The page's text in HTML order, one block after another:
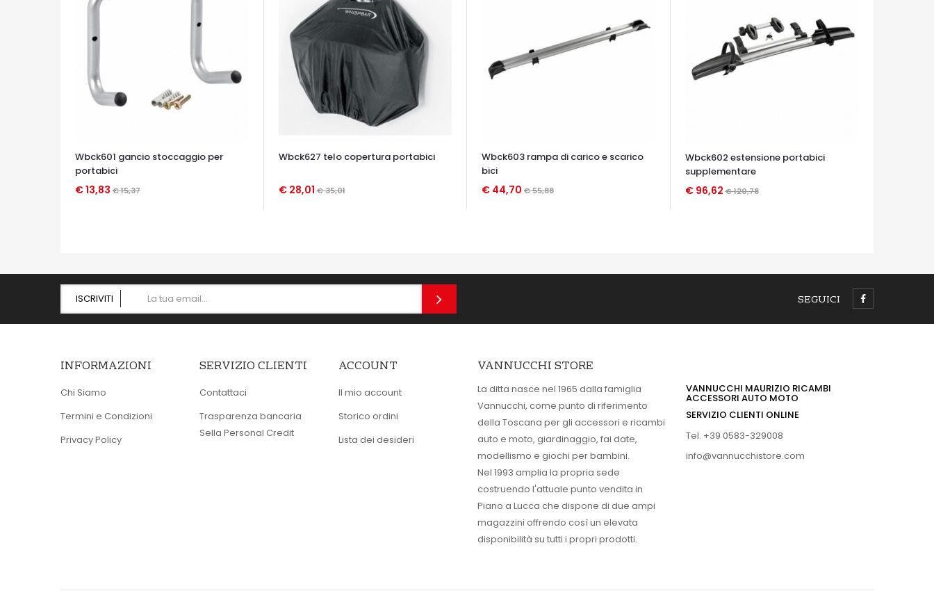
Wbck601 gancio stoccaggio per
portabici
€ 13,83 € 15,37
Wbck627 telo copertura portabici
€ 28,01€ 35,01
Wbck603 rampa di carico e scarico
bici
€ 44,70 € 55,88
Wbck602 estensione portabici
supplementare
€ 96,62€ 120,78
ISCRIVITI SEGUICI
INFORMAZIONI
Chi Siamo
Termini e Condizioni
Privacy Policy
SERVIZIO CLIENTI
Contattaci
Trasparenza bancaria
Sella Personal Credit
ACCOUNT
Il mio account
Storico ordini
Lista dei desideri
VANNUCCHI STORE
La ditta nasce nel 1965 dalla famiglia
Vannucchi, come punto di riferimento
della Toscana per gli accessori e ricambi
auto e moto, giardinaggio, fai date,
modellismo e giochi per bambini.
Nel 1993 amplia la propria sede
costruendo l'attuale punto vendita in
Piano a Lucca che dispone di due ampi
magazzini offrendo così un elevata
disponibilità su tutti i propri prodotti.
VANNUCCHI MAURIZIO RICAMBI
ACCESSORI AUTO MOTO
SERVIZIO CLIENTI ONLINE
Tel. +39 0583-329008
info@vannucchistore.com